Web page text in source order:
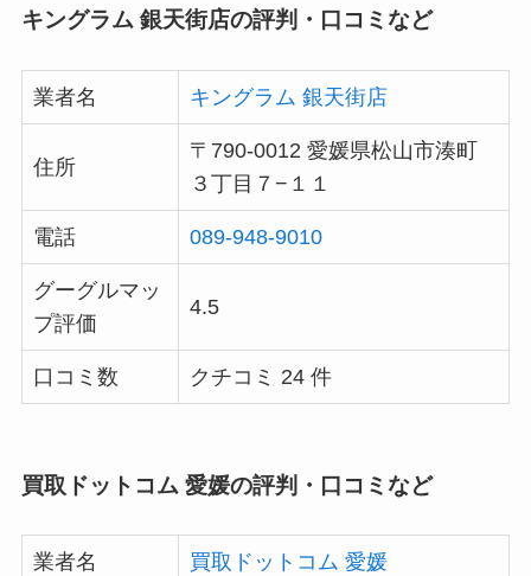
キングラム 銀天街店の評判・口コミなど
業者名 キングラム 銀天街店
住所
〒790-0012 愛媛県松山市湊町
３丁目７−１１
電話 089-948-9010
グーグルマッ
プ評価
4.5
口コミ数 クチコミ 24 件
買取ドットコム 愛媛の評判・口コミなど
業者名 買取ドットコム 愛媛